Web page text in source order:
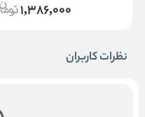
1,386,000
نظرات کاربران